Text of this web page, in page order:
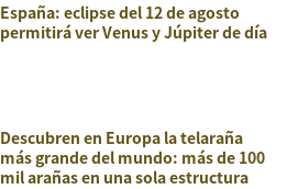
España: eclipse del 12 de agosto
permitirá ver Venus y Júpiter de día
Descubren en Europa la telaraña
más grande del mundo: más de 100
mil arañas en una sola estructura